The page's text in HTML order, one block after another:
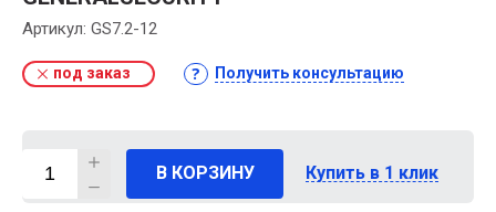
Артикул: GS7.2-12
под заказ Получить консультацию
В КОРЗИНУ Купить в 1 клик